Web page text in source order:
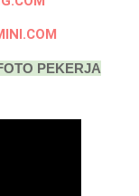
PEKERJA